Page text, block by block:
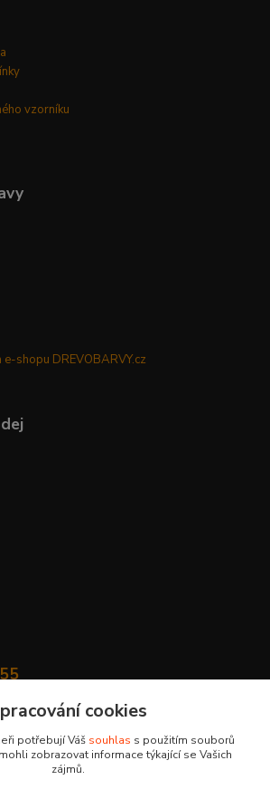
vzorníku
cookies
potřebují Váš souhlas s použitím souborů
zobrazovat informace týkající se Vašich
zájmů.